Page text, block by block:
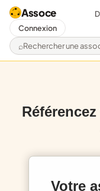
Assoce
Rechercher une
Connexion
Votre association mérite